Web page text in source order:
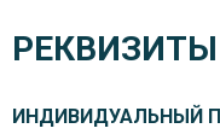
РЕКВИЗИТЫ
ИНДИВИДУАЛЬНЫЙ